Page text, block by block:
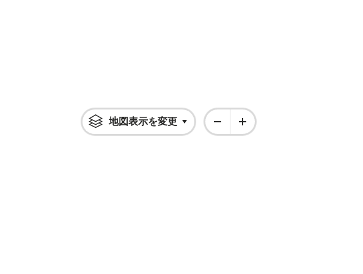
地図表示を変更 Click to open flyout with more information